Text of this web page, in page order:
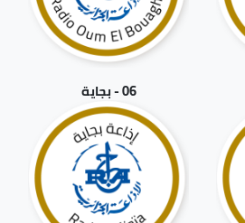
06 - بجاية